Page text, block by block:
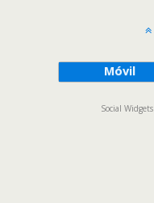
Móvil
Social Widgets